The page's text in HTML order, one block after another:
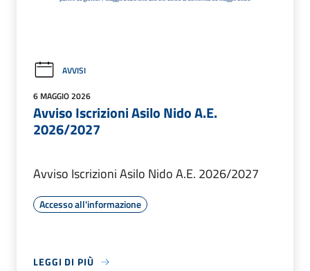
AVVISI
6 MAGGIO 2026
Avviso Iscrizioni Asilo Nido A.E.
2026/2027
Avviso Iscrizioni Asilo Nido A.E. 2026/2027
Accesso all'informazione
LEGGI DI PIÙ